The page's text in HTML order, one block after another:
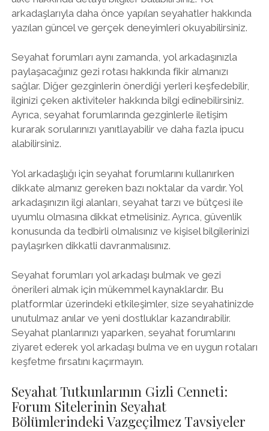
arkadaşlarıyla daha önce yapılan seyahatler hakkında
yazılan güncel ve gerçek deneyimleri okuyabilirsiniz.
Seyahat forumları aynı zamanda, yol arkadaşınızla
paylaşacağınız gezi rotası hakkında fikir almanızı
sağlar. Diğer gezginlerin önerdiği yerleri keşfedebilir,
ilginizi çeken aktiviteler hakkında bilgi edinebilirsiniz.
Ayrıca, seyahat forumlarında gezginlerle iletişim
kurarak sorularınızı yanıtlayabilir ve daha fazla ipucu
alabilirsiniz.
Yol arkadaşlığı için seyahat forumlarını kullanırken
dikkate almanız gereken bazı noktalar da vardır. Yol
arkadaşınızın ilgi alanları, seyahat tarzı ve bütçesi ile
uyumlu olmasına dikkat etmelisiniz. Ayrıca, güvenlik
konusunda da tedbirli olmalısınız ve kişisel bilgilerinizi
paylaşırken dikkatli davranmalısınız.
Seyahat forumları yol arkadaşı bulmak ve gezi
önerileri almak için mükemmel kaynaklardır. Bu
platformlar üzerindeki etkileşimler, size seyahatinizde
unutulmaz anılar ve yeni dostluklar kazandırabilir.
Seyahat planlarınızı yaparken, seyahat forumlarını
ziyaret ederek yol arkadaşı bulma ve en uygun rotaları
keşfetme fırsatını kaçırmayın.
Seyahat Tutkunlarının Gizli Cenneti:
Forum Sitelerinin Seyahat
Bölümlerindeki Vazgeçilmez Tavsiyeler